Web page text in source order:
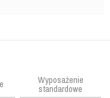
Wyposażenie
standardowe